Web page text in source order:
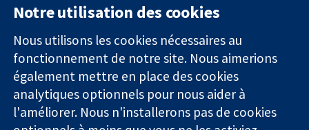
Des données
probantes.
Des décisions
éclairées.
Une meilleure
santé.
11-13 Cavendish
Square
Londres
W1G0AN
Royaume-Uni
nous
Actualités
presse
Qui sommes-
nous
Notre utilisation des cookies
Nous utilisons les cookies nécessaires au
fonctionnement de notre site. Nous aimerions
également mettre en place des cookies
analytiques optionnels pour nous aider à
l'améliorer. Nous n'installerons pas de cookies